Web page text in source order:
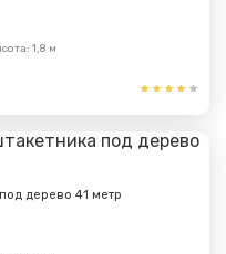
1,8 м
дерево 41 метр